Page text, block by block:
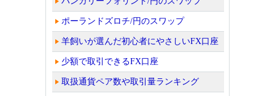
ポーランドズロチ/円のスワップ
羊飼いが選んだ初心者にやさしいFX口座
少額で取引できるFX口座
取扱通貨ペア数や取引量ランキング